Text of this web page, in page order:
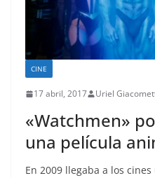
CINE
17 abril, 2017 Uriel
«Watchmen»
una película
En 2009 llegaba a los